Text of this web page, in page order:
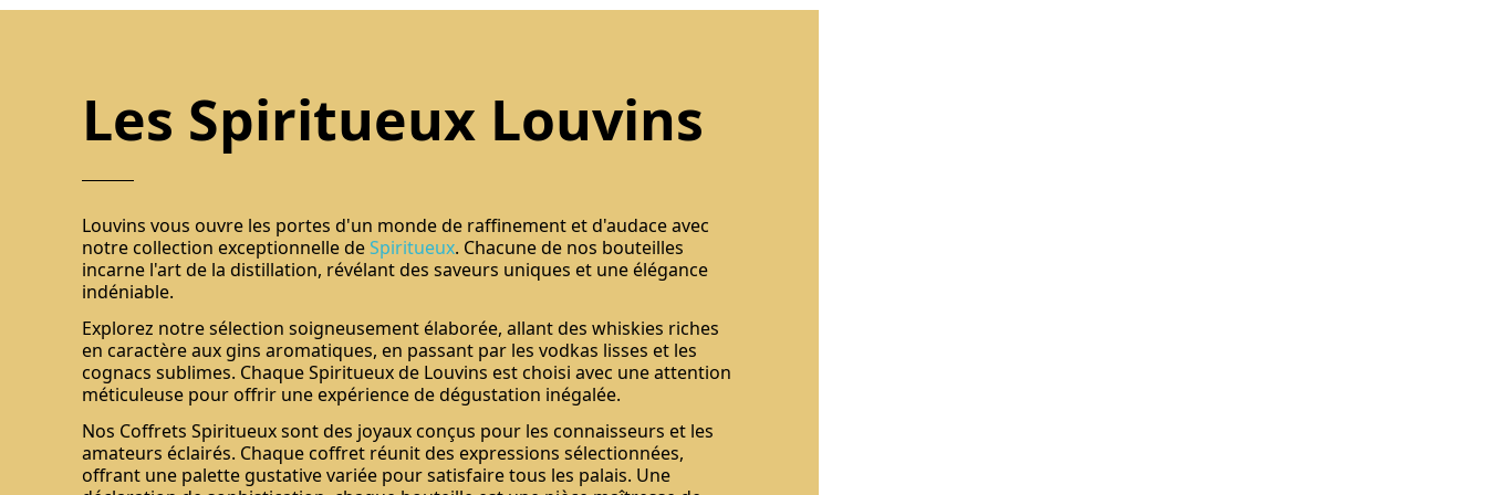
Les Spiritueux Louvins
Louvins vous ouvre les portes d'un monde de raffinement et d'audace avec
notre collection exceptionnelle deSpiritueux. Chacune de nos bouteilles
incarne l'art de la distillation, révélant des saveurs uniques et une élégance
indéniable.
Explorez notre sélection soigneusement élaborée, allant des whiskies riches
en caractère aux gins aromatiques, en passant par les vodkas lisses et les
cognacs sublimes. Chaque Spiritueux de Louvins est choisi avec une attention
méticuleuse pour offrir une expérience de dégustation inégalée.
Nos Coffrets Spiritueux sont des joyaux conçus pour les connaisseurs et les
amateurs éclairés. Chaque coffret réunit des expressions sélectionnées,
offrant une palette gustative variée pour satisfaire tous les palais. Une